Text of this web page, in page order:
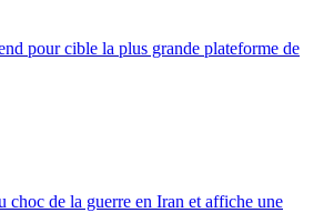
pour cible la plus grande plateforme de
choc de la guerre en Iran et affiche une